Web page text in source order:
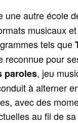
une autre école
musicaux
tels que
reconnue pour
paroles, jeu
à alterner
avec des
au fil de